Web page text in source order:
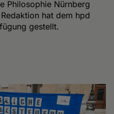
Philosophie Nürnberg
hat dem hpd
gestellt.